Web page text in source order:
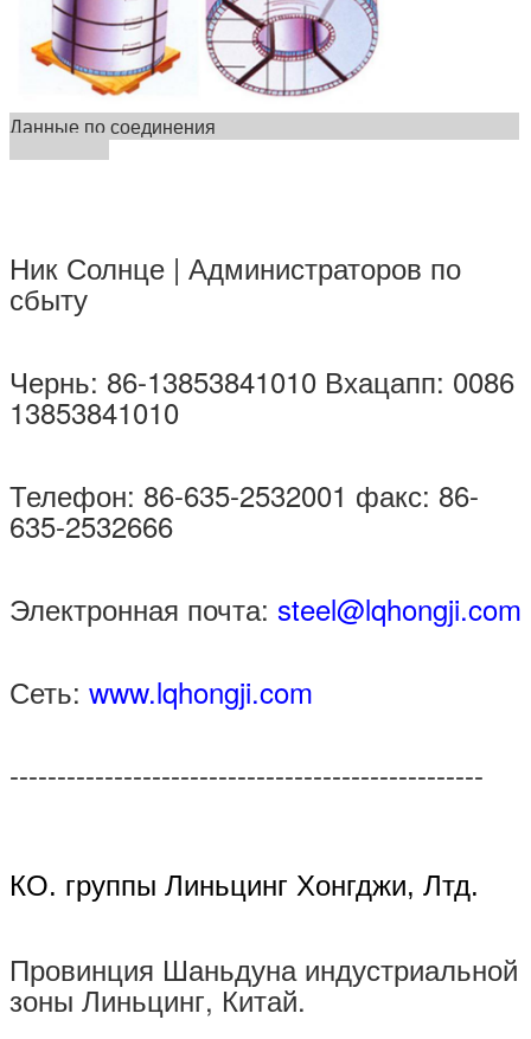
Данные по соединения
Ник Солнце | Администраторов по
сбыту
Чернь: 86-13853841010 Вхацапп: 0086
13853841010
Телефон: 86-635-2532001 факс: 86-
635-2532666
Электронная почта: steel@lqhongji.com
Сеть: www.lqhongji.com
--------------------------------------------------
КО. группы Линьцинг Хонгджи, Лтд.
Провинция Шаньдуна индустриальной
зоны Линьцинг, Китай.